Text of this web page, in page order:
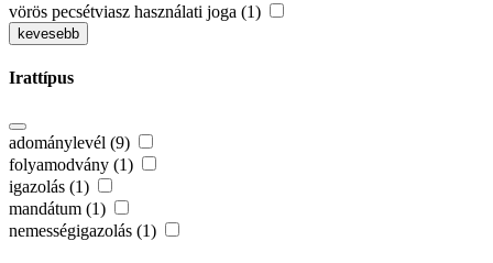
vörös pecsétviasz használati joga (1)
kevesebb
Irattípus
adománylevél (9)
folyamodvány (1)
igazolás (1)
mandátum (1)
nemességigazolás (1)